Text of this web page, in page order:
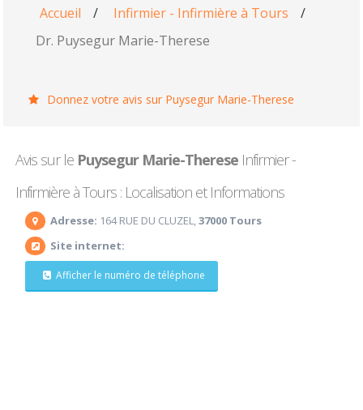
Accueil / Infirmier - Infirmière à Tours
/
Dr. Puysegur Marie-Therese
Donnez votre avis sur Puysegur Marie-Therese
Avis sur le Puysegur Marie-Therese Infirmier -
Infirmière à Tours : Localisation et Informations
Adresse: 164 RUE DU CLUZEL,37000 Tours
Site internet:
Afficher le numéro de téléphone